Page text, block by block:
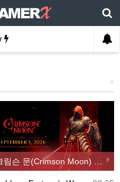
+
크림슨 문(Crimson Moon) 동영상